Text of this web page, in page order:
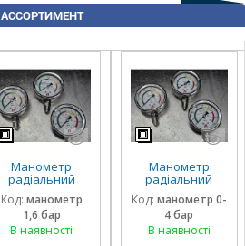
АССОРТИМЕНТ
Манометр
радіальний
гліцириновий
вібростійкий 63
мм 1,6 Бар Італія
Код: манометр
1,6 бар
В наявності
Манометр
радіальний
гліцириновий
вібростійкий 63
мм 0-4 Бар Італія
Код: манометр 0-
4 бар
В наявності